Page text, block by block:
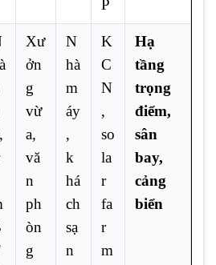
P
Xư
ởn
g
vừ
a,
vă
n
ph
òn
g
N
hà
m
áy
,
k
há
ch
sạ
n
K
C
N
,
so
la
r
fa
r
m
Hạ
tầng
trọng
điểm,
sân
bay,
cảng
biển